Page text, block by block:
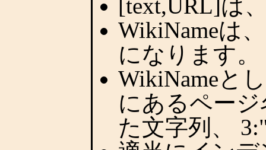
[text,URL]は
WikiNameは
になります。
WikiNameと
にあるペー
た文字列、